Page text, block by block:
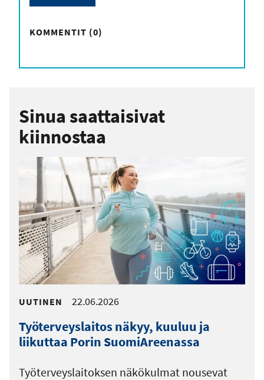
KOMMENTIT (0)
Sinua saattaisivat
kiinnostaa
UUTINEN 22.06.2026
Työterveyslaitos näkyy, kuuluu ja
liikuttaa Porin SuomiAreenassa
Työterveyslaitoksen näkökulmat nousevat